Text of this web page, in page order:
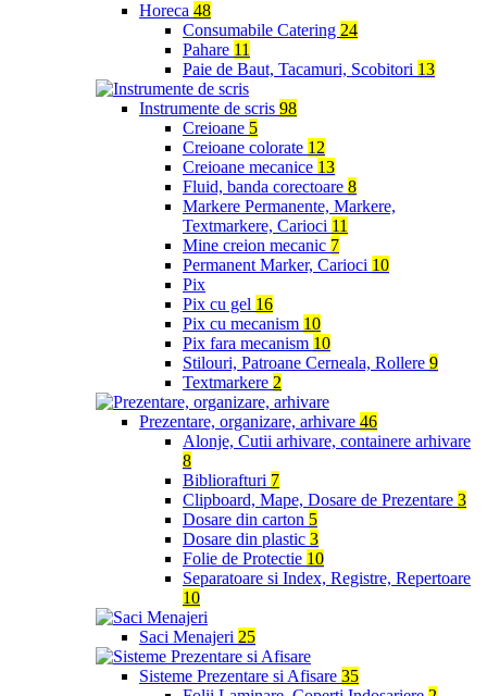
Horeca 48
Consumabile Catering 24
Pahare 11
Paie de Baut, Tacamuri, Scobitori 13
Instrumente de scris 98
Creioane 5
Creioane colorate 12
Creioane mecanice 13
Fluid, banda corectoare 8
Markere Permanente, Markere,
Textmarkere, Carioci 11
Mine creion mecanic 7
Permanent Marker, Carioci 10
Pix
Pix cu gel 16
Pix cu mecanism 10
Pix fara mecanism 10
Stilouri, Patroane Cerneala, Rollere 9
Textmarkere 2
Prezentare, organizare, arhivare 46
Alonje, Cutii arhivare, containere arhivare
8
Bibliorafturi 7
Clipboard, Mape, Dosare de Prezentare 3
Dosare din carton 5
Dosare din plastic 3
Folie de Protectie 10
Separatoare si Index, Registre, Repertoare
10
Saci Menajeri 25
Sisteme Prezentare si Afisare 35